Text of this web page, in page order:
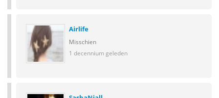
Airlife
Misschien
1 decennium geleden